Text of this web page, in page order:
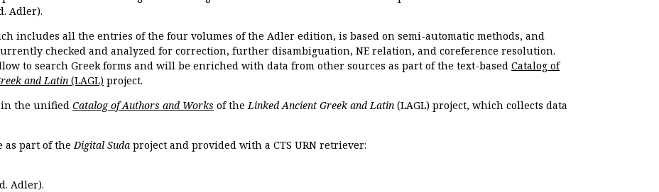
Adler).
includes all the entries of the four volumes of the Adler edition, is based on semi-automatic methods, and
checked and analyzed for correction, further disambiguation, NE relation, and coreference resolution.
to search Greek forms and will be enriched with data from other sources as part of the text-based Catalog of
and Latin (LAGL) project.
in the unified Catalog of Authors and Works of the Linked Ancient Greek and Latin (LAGL) project, which collects data
as part of the Digital Suda project and provided with a CTS URN retriever:
Adler).